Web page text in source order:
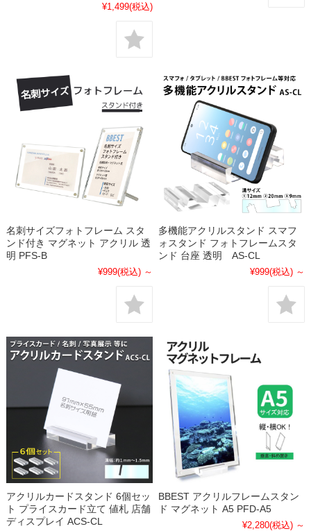
¥1,499(税込)
名刺サイズフォトフレーム スタ
ンド付き マグネット アクリル 透
明 PFS-B
¥999(税込) ～
多機能アクリルスタンド スマフ
ォスタンド フォトフレームスタ
ンド 台座 透明 AS-CL
¥999(税込) ～
アクリルカードスタンド 6個セッ
ト プライスカード立て 値札 店舗
ディスプレイ ACS-CL
BBEST アクリルフレームスタン
ド マグネット A5 PFD-A5
¥2,280(税込) ～